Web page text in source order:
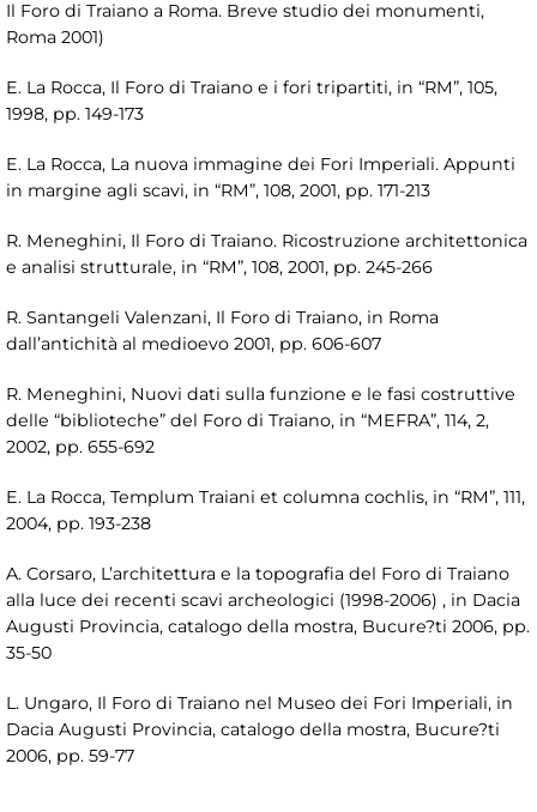
Il Foro di Traiano a Roma. Breve studio dei monumenti,
Roma 2001)
E. La Rocca, Il Foro di Traiano e i fori tripartiti, in “RM”, 105,
1998, pp. 149-173
E. La Rocca, La nuova immagine dei Fori Imperiali. Appunti
in margine agli scavi, in “RM”, 108, 2001, pp. 171-213
R. Meneghini, Il Foro di Traiano. Ricostruzione architettonica
e analisi strutturale, in “RM”, 108, 2001, pp. 245-266
R. Santangeli Valenzani, Il Foro di Traiano, in Roma
dall’antichità al medioevo 2001, pp. 606-607
R. Meneghini, Nuovi dati sulla funzione e le fasi costruttive
delle “biblioteche” del Foro di Traiano, in “MEFRA”, 114, 2,
2002, pp. 655-692
E. La Rocca, Templum Traiani et columna cochlis, in “RM”, 111,
2004, pp. 193-238
A. Corsaro, L’architettura e la topografia del Foro di Traiano
alla luce dei recenti scavi archeologici (1998-2006) , in Dacia
Augusti Provincia, catalogo della mostra, Bucure?ti 2006, pp.
35-50
L. Ungaro, Il Foro di Traiano nel Museo dei Fori Imperiali, in
Dacia Augusti Provincia, catalogo della mostra, Bucure?ti
2006, pp. 59-77